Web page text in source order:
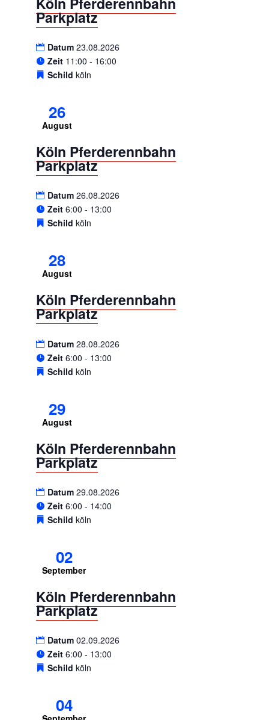
Parkplatz
Datum 23.08.2026
Zeit 11:00 - 16:00
Schild köln
26
August
Köln Pferderennbahn
Parkplatz
Datum 26.08.2026
Zeit 6:00 - 13:00
Schild köln
28
August
Köln Pferderennbahn
Parkplatz
Datum 28.08.2026
Zeit 6:00 - 13:00
Schild köln
29
August
Köln Pferderennbahn
Parkplatz
Datum 29.08.2026
Zeit 6:00 - 14:00
Schild köln
02
September
Köln Pferderennbahn
Parkplatz
Datum 02.09.2026
Zeit 6:00 - 13:00
Schild köln
04